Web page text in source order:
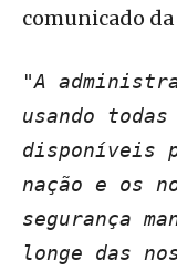
comunicado da
"A
usando
disponíveis
nação e os
segurança
longe das